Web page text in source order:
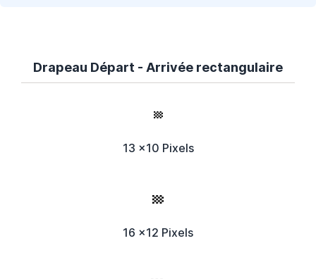
Drapeau Départ - Arrivée rectangulaire
13 x10 Pixels
16 x12 Pixels